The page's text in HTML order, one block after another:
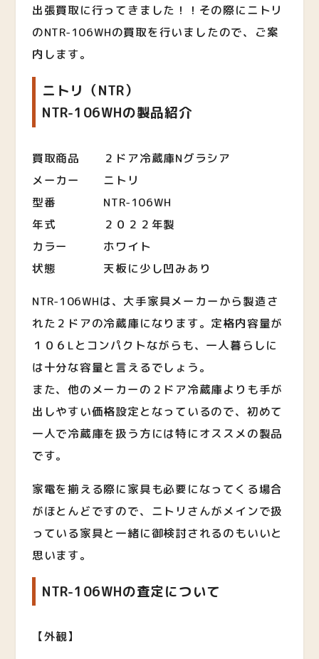
出張買取に行ってきました！！その際にニトリ
のNTR-106WHの買取を行いましたので、ご案
内します。
ニトリ（NTR）
NTR-106WHの製品紹介
買取商品 ２ドア冷蔵庫Nグラシア
メーカー ニトリ
型番 NTR-106WH
年式 ２０２２年製
カラー ホワイト
状態 天板に少し凹みあり
NTR-106WHは、大手家具メーカーから製造さ
れた２ドアの冷蔵庫になります。定格内容量が
１０６Lとコンパクトながらも、一人暮らしに
は十分な容量と言えるでしょう。
また、他のメーカーの２ドア冷蔵庫よりも手が
出しやすい価格設定となっているので、初めて
一人で冷蔵庫を扱う方には特にオススメの製品
です。
家電を揃える際に家具も必要になってくる場合
がほとんどですので、ニトリさんがメインで扱
っている家具と一緒に御検討されるのもいいと
思います。
NTR-106WHの査定について
【外観】